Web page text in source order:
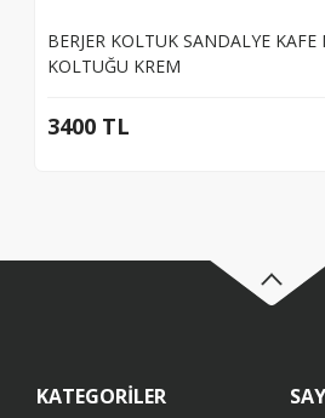
BERJER KOLTUK SANDALYE
KOLTUĞU KREM
3400 TL
KATEGORİLER